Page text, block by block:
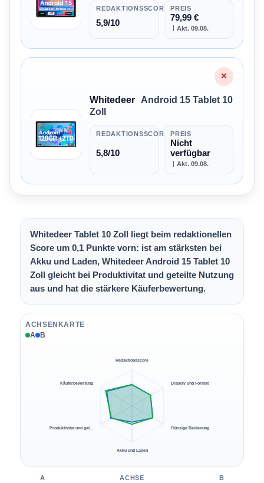
REDAKTIONSSCORE
5,9/10
PREIS
79,99 €
Akt. 09.08.
×
Whitedeer
Android 15 Tablet 10
Zoll
REDAKTIONSSCORE
5,8/10
PREIS
Nicht
verfügbar
Akt. 09.08.
ACHSENKARTE
A
B
Redaktionsscore
Display und Format
Flüssige Bedienung
Akku und Laden
Produktivitat und get...
Käuferbewertung
A ACHSE B
Whitedeer Tablet 10 Zoll liegt beim redaktionellen
Score um 0,1 Punkte vorn: ist am stärksten bei
Akku und Laden, Whitedeer Android 15 Tablet 10
Zoll gleicht bei Produktivitat und geteilte Nutzung
aus und hat die stärkere Käuferbewertung.